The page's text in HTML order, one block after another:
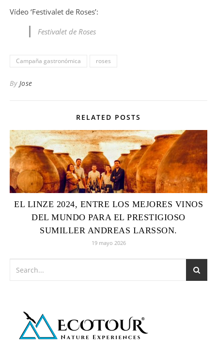
Vídeo ‘Festivalet de Roses’:
Festivalet de Roses
Campaña gastronómica roses
By Jose
RELATED POSTS
EL LINZE 2024, ENTRE LOS MEJORES VINOS
DEL MUNDO PARA EL PRESTIGIOSO
SUMILLER ANDREAS LARSSON.
19 mayo 2026